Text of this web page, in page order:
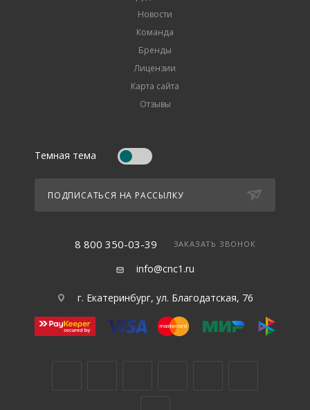
Новости
Команда
Бренды
Лицензии
Карта сайта
Отзывы
Темная тема
ПОДПИСАТЬСЯ НА РАССЫЛКУ
8 800 350-03-39 ЗАКАЗАТЬ ЗВОНОК
info@cnc1.ru
г. Екатеринбург, ул. Благодатская, 76